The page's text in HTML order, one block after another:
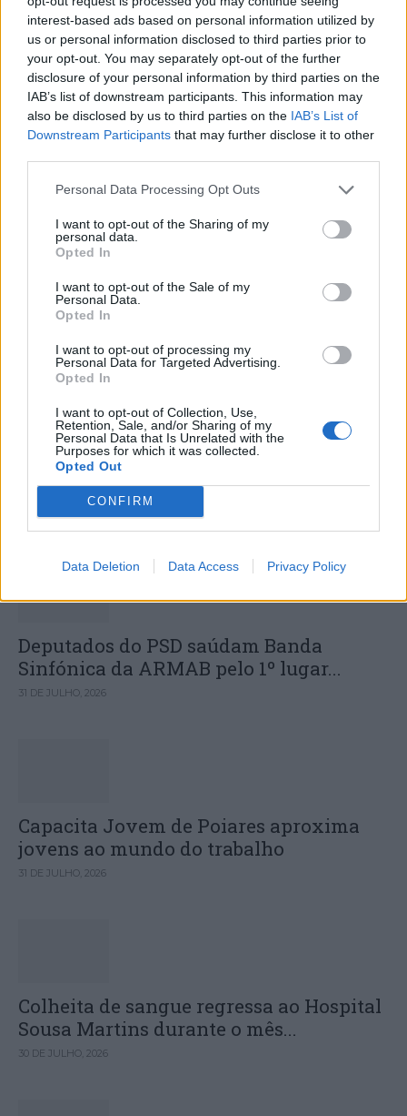
interest-based ads based on personal information utilized by
us or personal information disclosed to third parties prior to
your opt-out. You may separately opt-out of the further
disclosure of your personal information by third parties on the
IAB’s list of downstream participants. This information may
also be disclosed by us to third parties on the IAB’s List of
Downstream Participants that may further disclose it to other
Personal Data Processing Opt Outs
I want to opt-out of the Sharing of my
personal data.
Opted In
I want to opt-out of the Sale of my
Personal Data.
Opted In
I want to opt-out of processing my
Personal Data for Targeted Advertising.
Opted In
I want to opt-out of Collection, Use,
Retention, Sale, and/or Sharing of my
Personal Data that Is Unrelated with the
Purposes for which it was collected.
Opted Out
CONFIRM
Data Deletion Data Access Privacy Policy
Capacita Jovem de Poiares aproxima
jovens ao mundo do trabalho
Colheita de sangue regressa ao
Hospital Sousa Martins durante o mês
de agosto
DESTAQUES
Deputados do PSD saúdam Banda
Sinfónica da ARMAB pelo 1º lugar...
31 DE JULHO, 2026
Capacita Jovem de Poiares aproxima
jovens ao mundo do trabalho
31 DE JULHO, 2026
Colheita de sangue regressa ao Hospital
Sousa Martins durante o mês...
30 DE JULHO, 2026